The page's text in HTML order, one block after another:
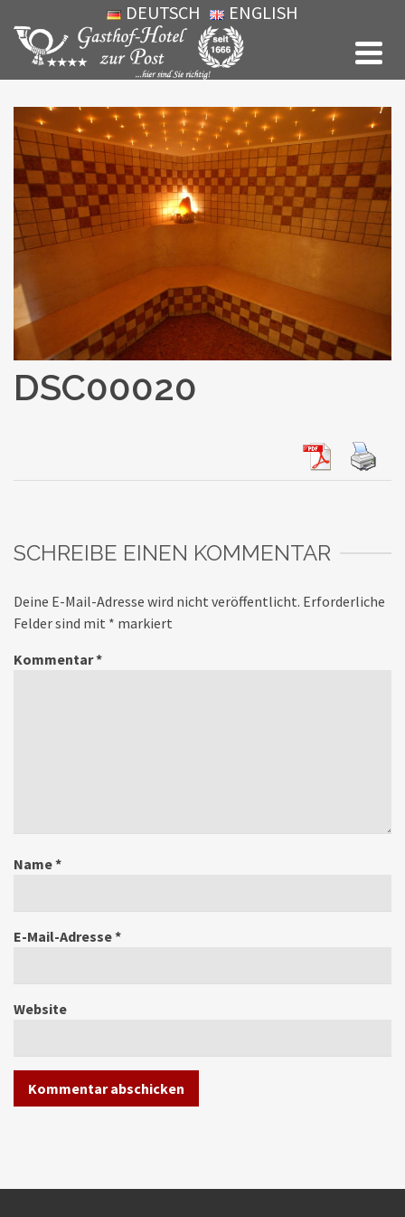
DEUTSCH ENGLISH
DSC00020
SCHREIBE EINEN KOMMENTAR
Deine E-Mail-Adresse wird nicht veröffentlicht. Erforderliche
Felder sind mit * markiert
Kommentar*
Name*
E-Mail-Adresse*
Website